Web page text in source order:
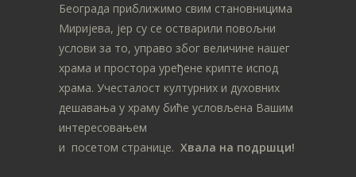
Београда приближимо свим становницима
Миријева, јер су се остварили повољни
услови за то, управо због величине нашег
храма и простора уређене крипте испод
храма. Учесталост културних и духовних
дешавања у храму биће условљена Вашим
интересовањем
и посетом странице. Хвала на подршци!